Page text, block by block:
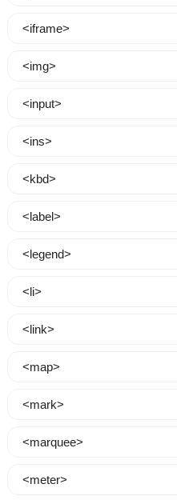
<iframe>
<img>
<input>
<ins>
<kbd>
<label>
<legend>
<li>
<link>
<map>
<mark>
<marquee>
<meter>